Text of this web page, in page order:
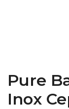
Pure
Inox